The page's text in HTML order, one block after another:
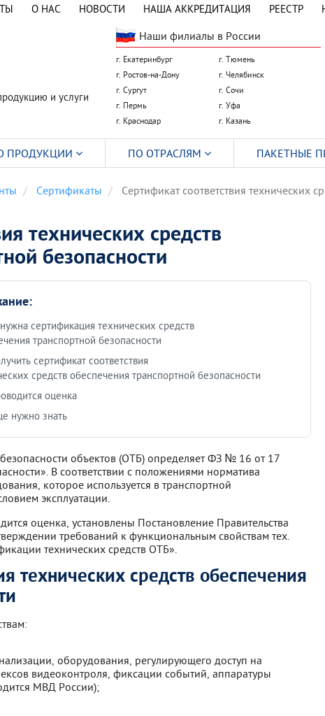
О НАС НОВОСТИ НАША АККРЕДИТАЦИЯ РЕЕСТР
и услуги
Наши филиалы в России
г. Екатеринбург
г. Тюмень
г. Ростов-на-Дону
г. Челябинск
г. Сургут
г. Сочи
г. Пермь
г. Уфа
г. Краснодар
г. Казань
Сертификаты Сертификат соответствия технических
технических средств
безопасности
сертификация технических средств
транспортной безопасности
сертификат соответствия
средств обеспечения транспортной безопасности
оценка
нужно знать
объектов (ОТБ) определяет ФЗ № 16 от 17
В соответствии с положениями норматива
которое используется в транспортной
эксплуатации.
оценка, установлены Постановление Правительства
требований к функциональным свойствам тех.
технических средств ОТБ».
технических средств обеспечения
оборудования, регулирующего доступ на
видеоконтроля, фиксации событий, аппаратуры
МВД России);
ПРОДУКЦИИ ПО ОТРАСЛЯМ ПАКЕТНЫЕ